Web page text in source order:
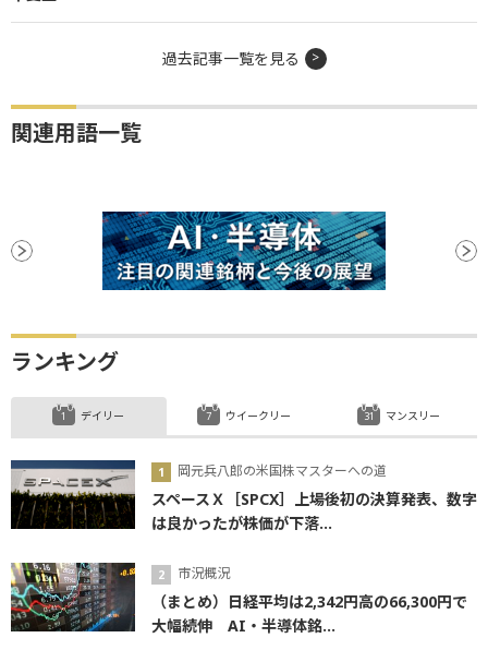
過去記事一覧を見る
関連用語一覧
ランキング
デイリー
岡元兵八郎の米国株マスターへの道
スペースＸ［SPCX］上場後初の決算発表、数字
は良かったが株価が下落...
市況概況
（まとめ）日経平均は2,342円高の66,300円で
大幅続伸 AI・半導体銘...
ウイークリー マンスリー